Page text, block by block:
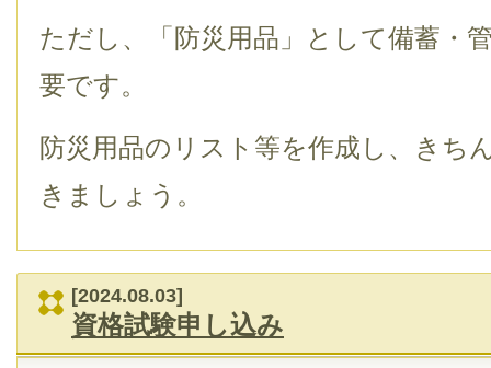
ただし、「防災用品」として備蓄・
要です。
防災用品のリスト等を作成し、きち
きましょう。
[2024.08.03]
資格試験申し込み